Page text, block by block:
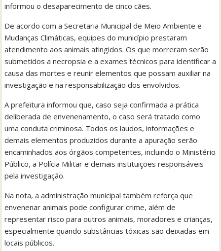
informou o desaparecimento de cinco cães.
De acordo com a Secretaria Municipal de Meio Ambiente e
Mudanças Climáticas, equipes do município prestaram
atendimento aos animais atingidos. Os que morreram serão
submetidos a necropsia e a exames técnicos para identificar a
causa das mortes e reunir elementos que possam auxiliar na
investigação e na responsabilização dos envolvidos.
A prefeitura informou que, caso seja confirmada a prática
deliberada de envenenamento, o caso será tratado como
uma conduta criminosa. Todos os laudos, informações e
demais elementos produzidos durante a apuração serão
encaminhados aos órgãos competentes, incluindo o Ministério
Público, a Polícia Militar e demais instituições responsáveis
pela investigação.
Na nota, a administração municipal também reforça que
envenenar animais pode configurar crime, além de
representar risco para outros animais, moradores e crianças,
especialmente quando substâncias tóxicas são deixadas em
locais públicos.